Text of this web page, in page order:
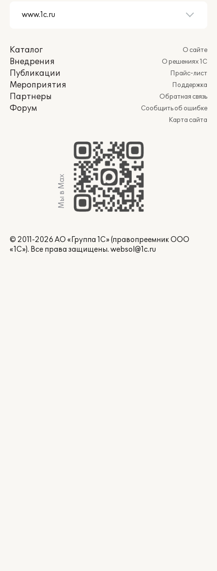
Каталог
Внедрения
Публикации
Мероприятия
Партнеры
Форум
О сайте
О решениях 1С
Прайс-лист
Поддержка
Обратная связь
Сообщить об ошибке
Карта сайта
Мы в Max
© 2011-2026 АО «Группа 1С» (правопреемник ООО
«1С»). Все права защищены. websol@1c.ru